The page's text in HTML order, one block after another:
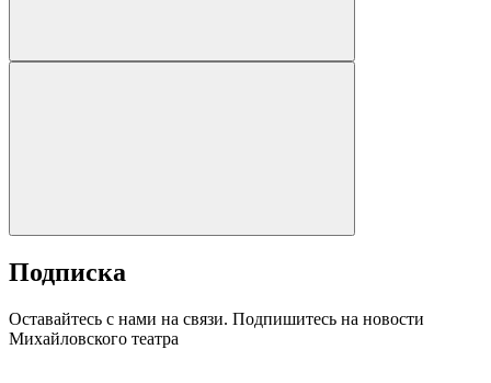
Подписка
Оставайтесь с нами на связи. Подпишитесь на новости
Михайловского театра